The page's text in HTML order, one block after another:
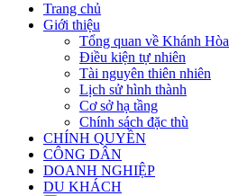
Trang chủ
Giới thiệu
Tổng quan về Khánh Hòa
Điều kiện tự nhiên
Tài nguyên thiên nhiên
Lịch sử hình thành
Cơ sở hạ tầng
Chính sách đặc thù
CHÍNH QUYỀN
CÔNG DÂN
DOANH NGHIỆP
DU KHÁCH